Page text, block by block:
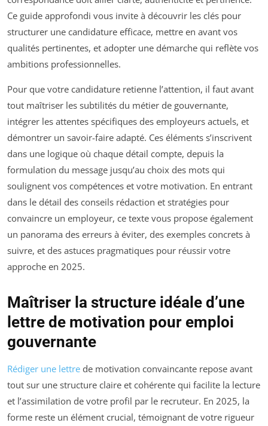
Ce guide approfondi vous invite à découvrir les clés pour
structurer une candidature efficace, mettre en avant vos
qualités pertinentes, et adopter une démarche qui reflète vos
ambitions professionnelles.
Pour que votre candidature retienne l’attention, il faut avant
tout maîtriser les subtilités du métier de gouvernante,
intégrer les attentes spécifiques des employeurs actuels, et
démontrer un savoir-faire adapté. Ces éléments s’inscrivent
dans une logique où chaque détail compte, depuis la
formulation du message jusqu’au choix des mots qui
soulignent vos compétences et votre motivation. En entrant
dans le détail des conseils rédaction et stratégies pour
convaincre un employeur, ce texte vous propose également
un panorama des erreurs à éviter, des exemples concrets à
suivre, et des astuces pragmatiques pour réussir votre
approche en 2025.
Maîtriser la structure idéale d’une
lettre de motivation pour emploi
gouvernante
Rédiger une lettre de motivation convaincante repose avant
tout sur une structure claire et cohérente qui facilite la lecture
et l’assimilation de votre profil par le recruteur. En 2025, la
forme reste un élément crucial, témoignant de votre rigueur